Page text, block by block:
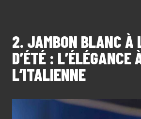
2. JAMBON BLANC À
D’ÉTÉ : L’ÉLÉGANCE
L’ITALIENNE